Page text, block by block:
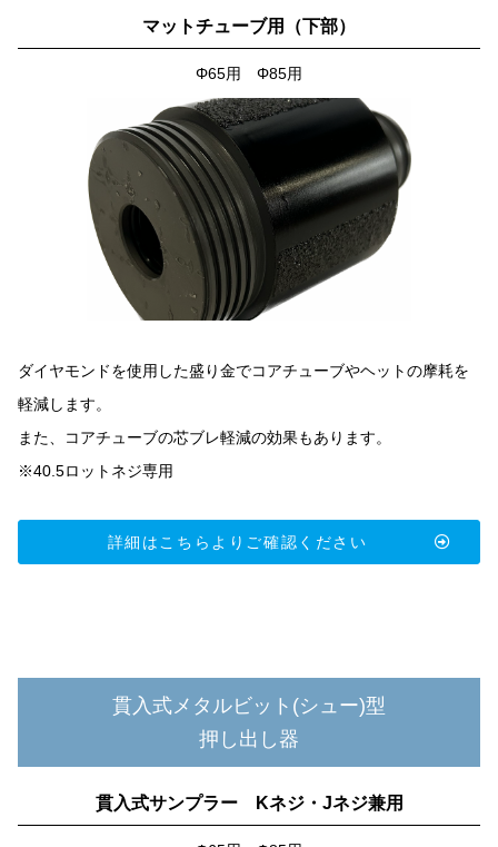
マットチューブ用（下部）
Φ65用 Φ85用
ダイヤモンドを使用した盛り金でコアチューブやヘットの摩耗を
軽減します。
また、コアチューブの芯ブレ軽減の効果もあります。
※40.5ロットネジ専用
詳細はこちらよりご確認ください
貫入式メタルビット(シュー)型
押し出し器
貫入式サンプラー Kネジ・Jネジ兼用